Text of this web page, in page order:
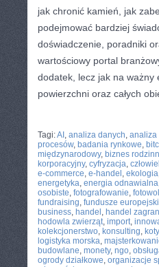
jak chronić kamień, jak
podejmować bardziej
doświadczenie, poradniki
wartościowy portal
dodatek, lecz jak na ważny
powierzchni oraz całych
Tagi:AI , analiza danych, analiza
procesów, badania rynkowe,
międzynarodowy, biznes
korporacyjny, cyfryzacja,
e-commerce, e-handel , ekologia
energetyka, energia odnawialna
osobiste, fotografowanie,
fundraising, fundusze
business, handel , handel
hodowla zwierząt, import,
kolekcjonerstwo, konsulting, koty
logistyka morska,
budowlane, monety, ngo,
ogrody działkowe, organizacje